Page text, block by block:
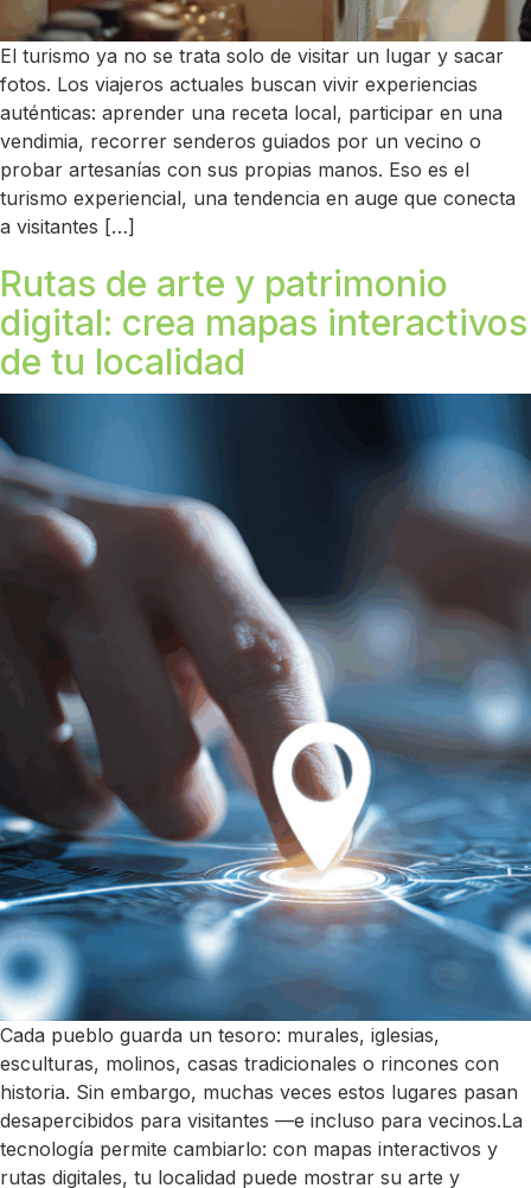
El turismo ya no se trata solo de visitar un lugar y sacar
fotos. Los viajeros actuales buscan vivir experiencias
auténticas: aprender una receta local, participar en una
vendimia, recorrer senderos guiados por un vecino o
probar artesanías con sus propias manos. Eso es el
turismo experiencial, una tendencia en auge que conecta
a visitantes […]
Rutas de arte y patrimonio
digital: crea mapas interactivos
de tu localidad
Cada pueblo guarda un tesoro: murales, iglesias,
esculturas, molinos, casas tradicionales o rincones con
historia. Sin embargo, muchas veces estos lugares pasan
desapercibidos para visitantes —e incluso para vecinos.La
tecnología permite cambiarlo: con mapas interactivos y
rutas digitales, tu localidad puede mostrar su arte y